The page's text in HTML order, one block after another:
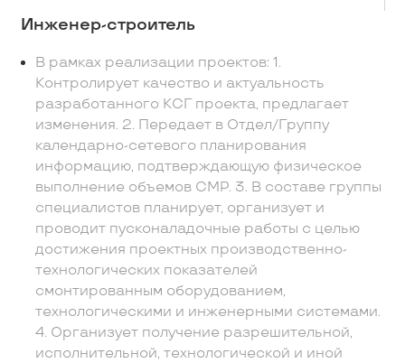
Инженер-строитель
В рамках реализации проектов: 1.
Контролирует качество и актуальность
разработанного КСГ проекта, предлагает
изменения. 2. Передает в Отдел/Группу
календарно-сетевого планирования
информацию, подтверждающую физическое
выполнение объемов СМР. 3. В составе группы
специалистов планирует, организует и
проводит пусконаладочные работы с целью
достижения проектных производственно-
технологических показателей
смонтированным оборудованием,
технологическими и инженерными системами.
4. Организует получение разрешительной,
исполнительной, технологической и иной